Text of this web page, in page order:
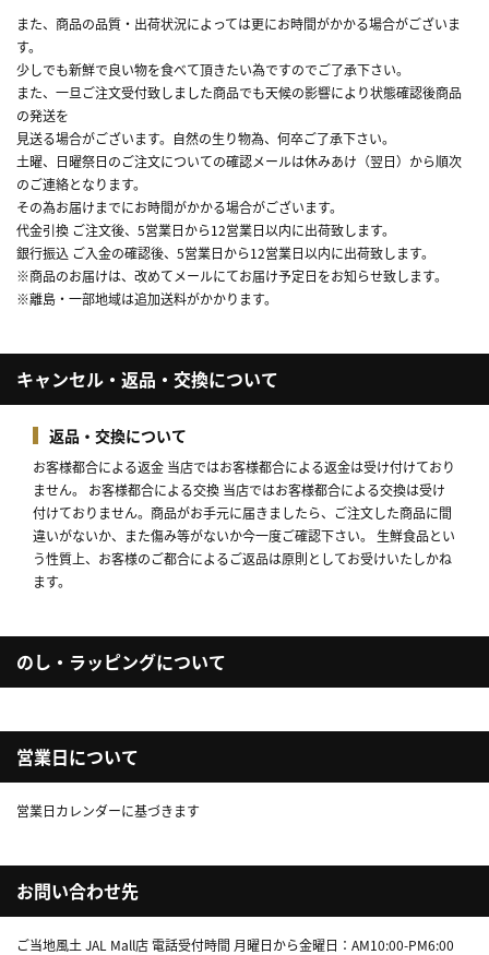
また、商品の品質・出荷状況によっては更にお時間がかかる場合がございま
す。
少しでも新鮮で良い物を食べて頂きたい為ですのでご了承下さい。
また、一旦ご注文受付致しました商品でも天候の影響により状態確認後商品
の発送を
見送る場合がございます。自然の生り物為、何卒ご了承下さい。
土曜、日曜祭日のご注文についての確認メールは休みあけ（翌日）から順次
のご連絡となります。
その為お届けまでにお時間がかかる場合がございます。
代金引換 ご注文後、5営業日から12営業日以内に出荷致します。
銀行振込 ご入金の確認後、5営業日から12営業日以内に出荷致します。
※商品のお届けは、改めてメールにてお届け予定日をお知らせ致します。
※離島・一部地域は追加送料がかかります。
キャンセル・返品・交換について
返品・交換について
お客様都合による返金 当店ではお客様都合による返金は受け付けており
ません。 お客様都合による交換 当店ではお客様都合による交換は受け
付けておりません。商品がお手元に届きましたら、ご注文した商品に間
違いがないか、また傷み等がないか今一度ご確認下さい。 生鮮食品とい
う性質上、お客様のご都合によるご返品は原則としてお受けいたしかね
ます。
のし・ラッピングについて
営業日について
営業日カレンダーに基づきます
お問い合わせ先
ご当地風土 JAL Mall店 電話受付時間 月曜日から金曜日：AM10:00-PM6:00